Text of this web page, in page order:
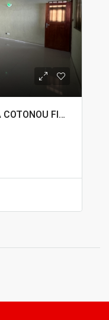
APPARTEMENT À LOUER A COTONOU FIDJROSSÈ PLAGE